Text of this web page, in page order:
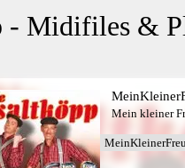
- Midifiles &
Mein kleiner